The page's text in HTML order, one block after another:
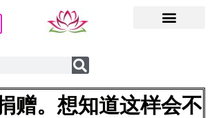
赠。想知道这样会不